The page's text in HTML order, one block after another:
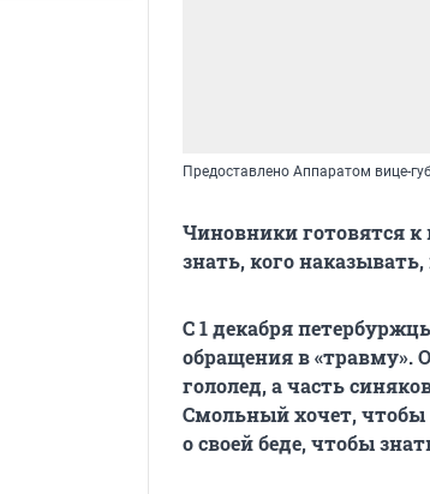
Предоставлено Аппаратом вице-
Чиновники готовятся к
знать, кого
С 1 декабря
обращения в «травму».
гололед, а часть
Смольный хочет,
о своей беде, чтобы